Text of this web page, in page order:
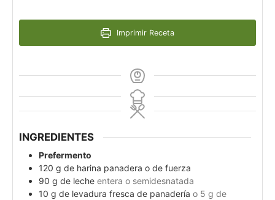
Imprimir Receta
INGREDIENTES
Prefermento
120 g de harina panadera o de fuerza
90 g de leche entera o semidesnatada
10 g de levadura fresca de panadería o 5 g de